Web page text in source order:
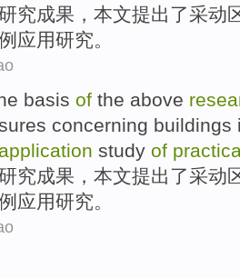
究成果 ， 本文提出了采动
应用研究。
basis of the above
concerning buildings
application study of
究成果 ， 本文提出了采动
应用研究 。